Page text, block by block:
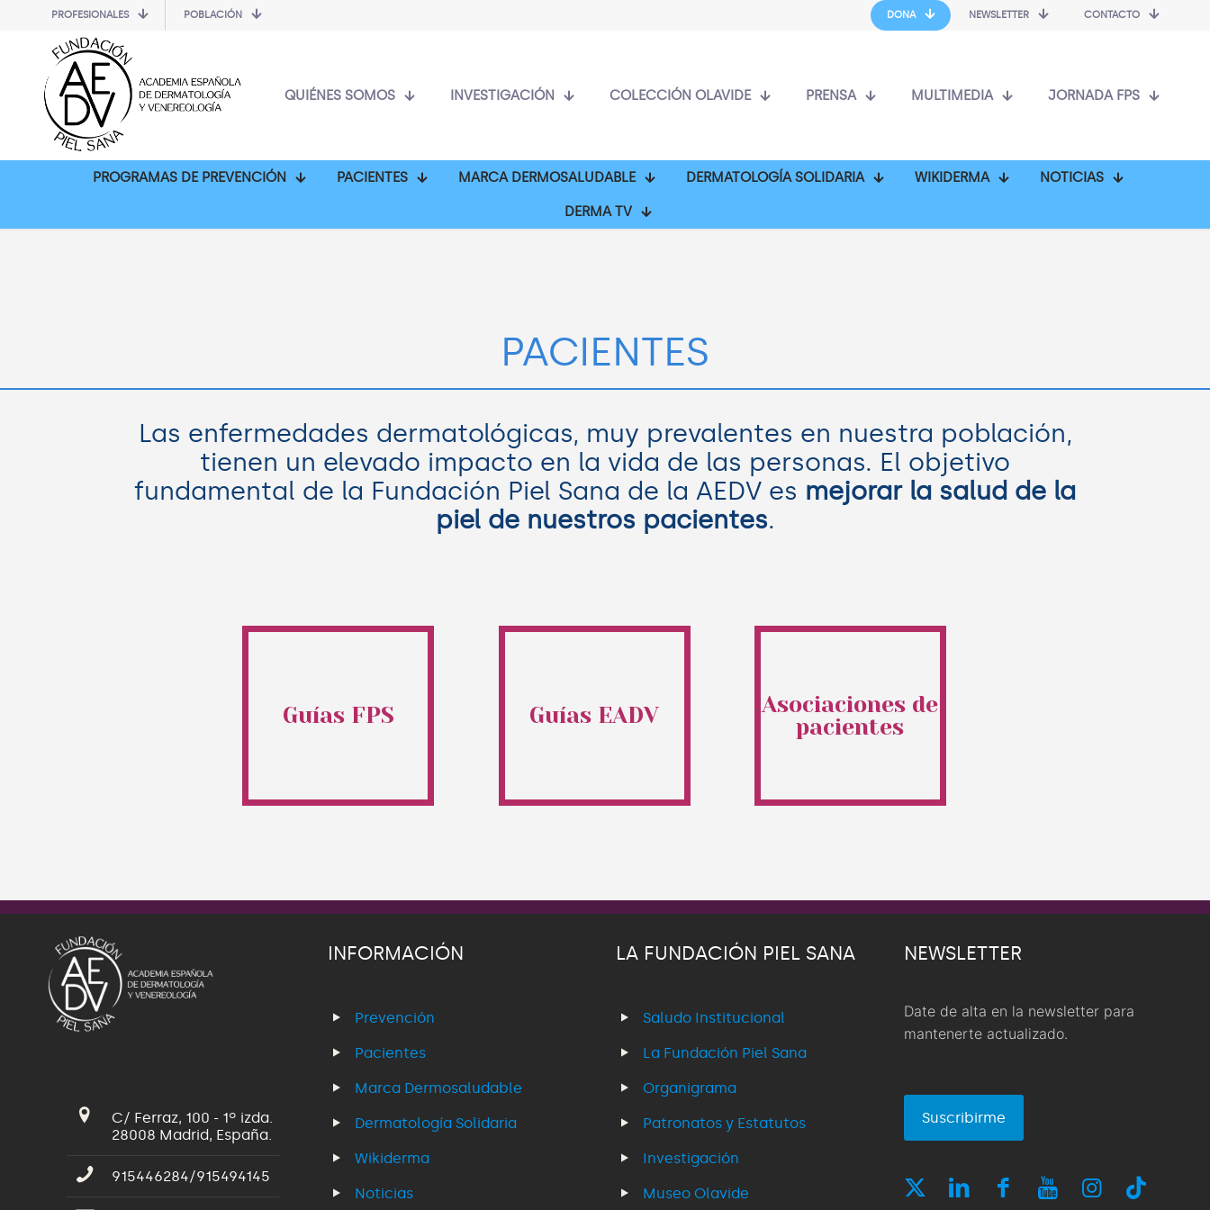
PROFESIONALES POBLACIÓN DONA NEWSLETTER CONTACTO
QUIÉNES SOMOS INVESTIGACIÓN COLECCIÓN OLAVIDE PRENSA MULTIMEDIA JORNADA FPS
PROGRAMAS DE PREVENCIÓN PACIENTES MARCA DERMOSALUDABLE DERMATOLOGÍA SOLIDARIA WIKIDERMA NOTICIAS
DERMA TV
PACIENTES
Las enfermedades dermatológicas, muy prevalentes en nuestra población,
tienen un elevado impacto en la vida de las personas. El objetivo
fundamental de la Fundación Piel Sana de la AEDV es mejorar la salud de la
piel de nuestros pacientes.
Guías FPS Guías EADV
Asociaciones de
pacientes
C/ Ferraz, 100 - 1º izda.
28008 Madrid, España.
915446284/915494145
INFORMACIÓN
Prevención
Pacientes
Marca Dermosaludable
Dermatología Solidaria
Wikiderma
Noticias
LA FUNDACIÓN PIEL SANA
Saludo Institucional
La Fundación Piel Sana
Organigrama
Patronatos y Estatutos
Investigación
Museo Olavide
NEWSLETTER
Date de alta en la newsletter para
mantenerte actualizado.
Suscribirme